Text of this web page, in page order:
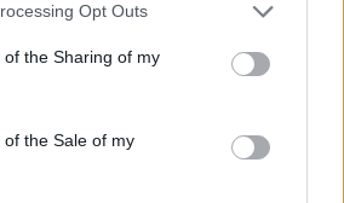
Opt Outs
the Sharing of my
the Sale of my